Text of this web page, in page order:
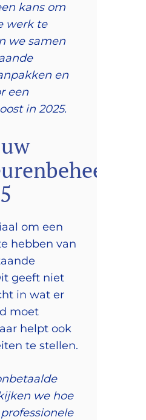
kans om
werk te
we samen
en
een
in 2025.
om een
hebben van
geeft niet
in wat er
moet
helpt ook
te stellen.
we hoe